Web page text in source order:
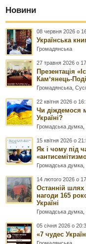
Новини
08 червня 2026 о
Українська
Громадянська
27 травня 2026 о
Презентація
Камʼянець-
Громадянська ,
22 квітня 2026 о
Чи діждемося
Україні?
Громадська думка
15 квітня 2026 о
Як і чому під
Громадська думка
14 лютого 2026 о
Останній
нагоди 165
Україні
Громадська думка
05 січня 2026 о
«7 чудес
Громадянська